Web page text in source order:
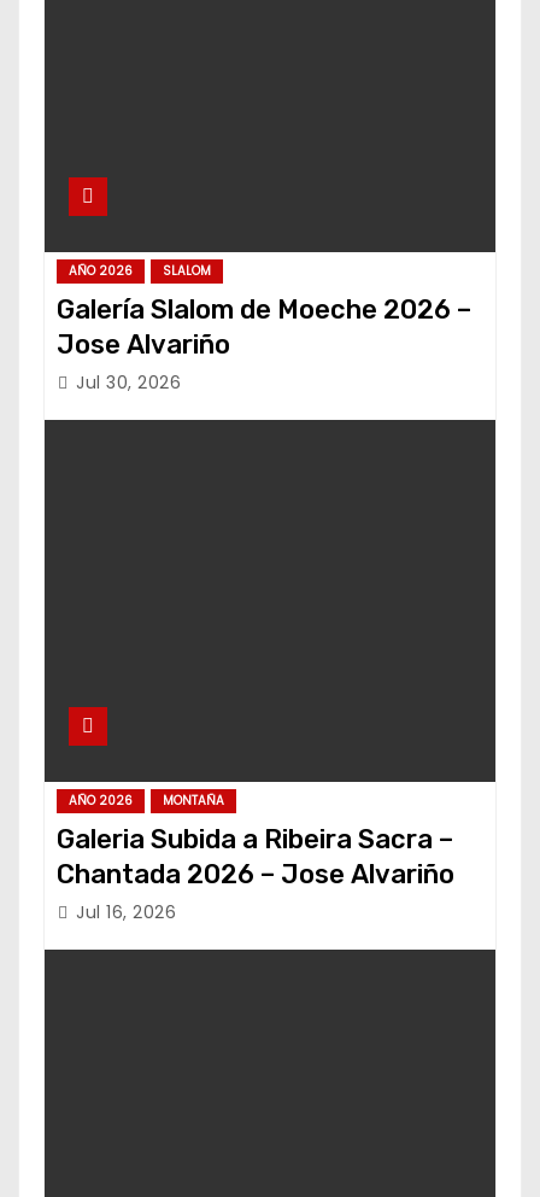
AÑO 2026 SLALOM
Galería Slalom de Moeche 2026 –
Jose Alvariño
Jul 30, 2026
AÑO 2026 MONTAÑA
Galeria Subida a Ribeira Sacra –
Chantada 2026 – Jose Alvariño
Jul 16, 2026